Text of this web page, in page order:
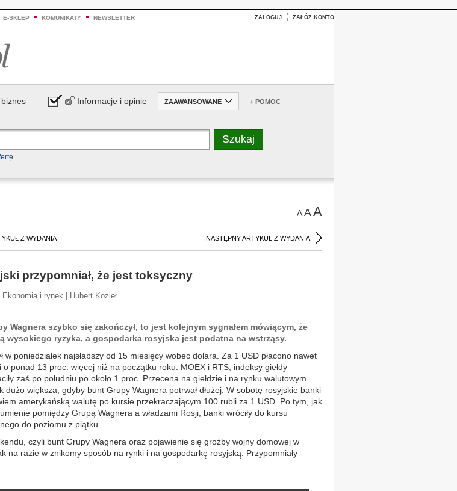
E-SKLEP KOMUNIKATY NEWSLETTER ZALOGUJ ZAŁÓŻ KONTO
Informacje i opinie ZAAWANSOWANE + POMOC
AAA
Z WYDANIA NASTĘPNY ARTYKUŁ Z WYDANIA
przypomniał, że jest toksyczny
i rynek | Hubert Kozieł
Wagnera szybko się zakończył, to jest kolejnym sygnałem mówiącym, że
wysokiego ryzyka, a gospodarka rosyjska jest podatna na wstrząsy.
w poniedziałek najsłabszy od 15 miesięcy wobec dolara. Za 1 USD płacono nawet
ponad 13 proc. więcej niż na początku roku. MOEX i RTS, indeksy giełdy
zaś po południu po około 1 proc. Przecena na giełdzie i na rynku walutowym
dużo większa, gdyby bunt Grupy Wagnera potrwał dłużej. W sobotę rosyjskie banki
amerykańską walutę po kursie przekraczającym 100 rubli za 1 USD. Po tym, jak
pomiędzy Grupą Wagnera a władzami Rosji, banki wróciły do kursu
do poziomu z piątku.
czyli bunt Grupy Wagnera oraz pojawienie się groźby wojny domowej w
na razie w znikomy sposób na rynki i na gospodarkę rosyjską. Przypomniały